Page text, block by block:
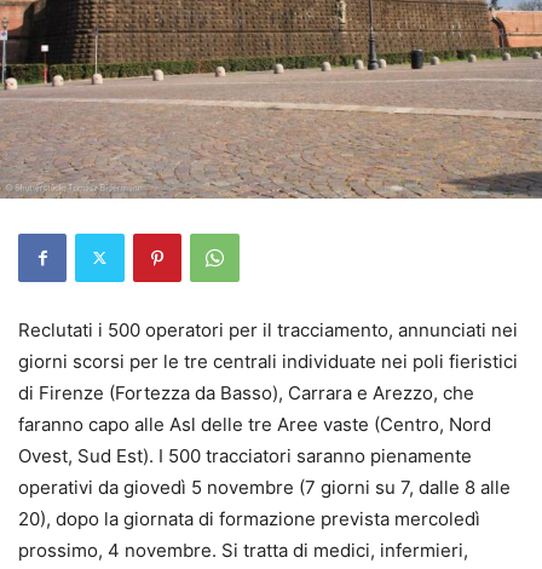
Reclutati i 500 operatori per il tracciamento, annunciati nei
giorni scorsi per le tre centrali individuate nei poli fieristici
di Firenze (Fortezza da Basso), Carrara e Arezzo, che
faranno capo alle Asl delle tre Aree vaste (Centro, Nord
Ovest, Sud Est). I 500 tracciatori saranno pienamente
operativi da giovedì 5 novembre (7 giorni su 7, dalle 8 alle
20), dopo la giornata di formazione prevista mercoledì
prossimo, 4 novembre. Si tratta di medici, infermieri,